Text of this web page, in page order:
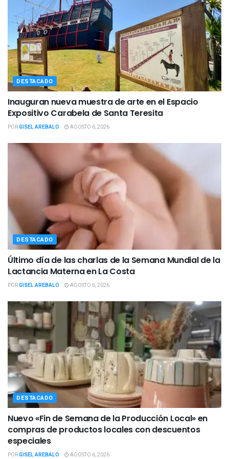
DESTACADO
Inauguran nueva muestra de arte en el Espacio
Expositivo Carabela de Santa Teresita
PORGISEL AREBALO AGOSTO 6, 2026
DESTACADO
Último día de las charlas de la Semana Mundial de la
Lactancia Materna en La Costa
PORGISEL AREBALO AGOSTO 6, 2026
DESTACADO
Nuevo «Fin de Semana de la Producción Local» en
compras de productos locales con descuentos
especiales
PORGISEL AREBALO AGOSTO 6, 2026